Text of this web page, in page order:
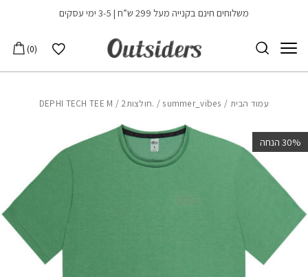
Skip to Contentמשלוחים חינם בקנייה מעל 299 ש”ח | 3-5 ימי עסקים
הרשימה שלי
0
עמוד הבית /
summer_vibes
/ .חולצות2 / DEPHI TECH TEE M
‫30% הנחה